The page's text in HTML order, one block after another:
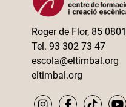
Roger de Flor, 85
Tel. 93 302 73 47
escola@eltimbal.org
eltimbal.org